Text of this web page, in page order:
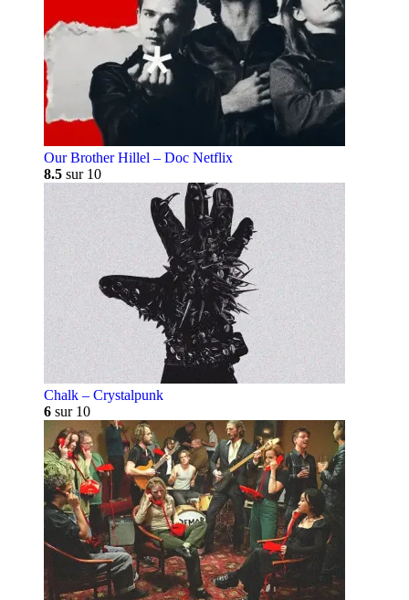
Our Brother Hillel – Doc Netflix
8.5 sur 10
Chalk – Crystalpunk
6 sur 10